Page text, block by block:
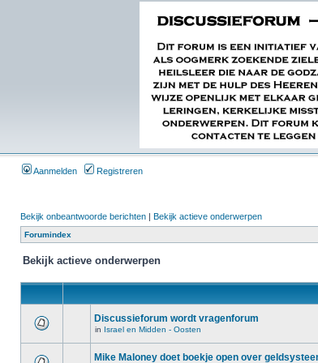
Aanmelden Registreren
Bekijk onbeantwoorde berichten | Bekijk actieve onderwerpen
Forumindex
Bekijk actieve onderwerpen
Discussieforum wordt vragenforum
in Israel en Midden - Oosten
Mike Maloney doet boekje open over